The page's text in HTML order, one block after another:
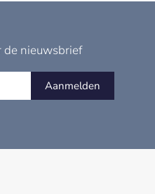
de nieuwsbrief
Aanmelden